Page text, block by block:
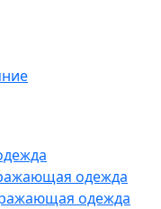
одежда
одежда